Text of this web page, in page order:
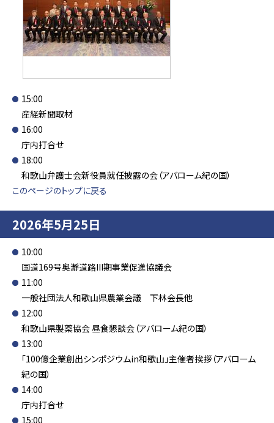
15:00
産経新聞取材
16:00
庁内打合せ
18:00
和歌山弁護士会新役員就任披露の会（アバローム紀の国）
このページのトップに戻る
2026年5月25日
10:00
国道169号奥瀞道路III期事業促進協議会
11:00
一般社団法人和歌山県農業会議 下林会長他
12:00
和歌山県製薬協会 昼食懇談会（アバローム紀の国）
13:00
「100億企業創出シンポジウムin和歌山」主催者挨拶（アバローム
紀の国）
14:00
庁内打合せ
15:00